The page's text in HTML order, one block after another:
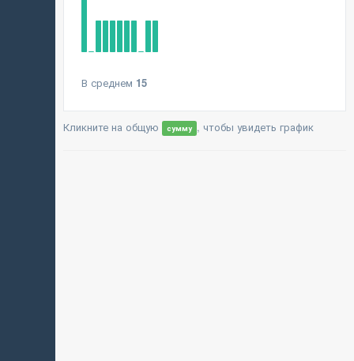
В среднем 15
Кликните на общую сумму , чтобы увидеть график